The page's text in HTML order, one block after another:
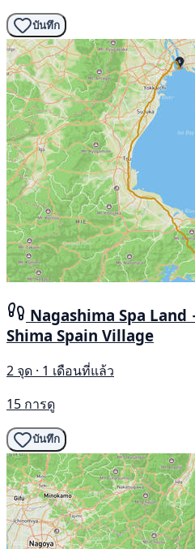
บันทึก
Nagashima Spa Land
Shima Spain Village
2 จุด · 1 เดือนที่แล้ว
15 การดู
บันทึก